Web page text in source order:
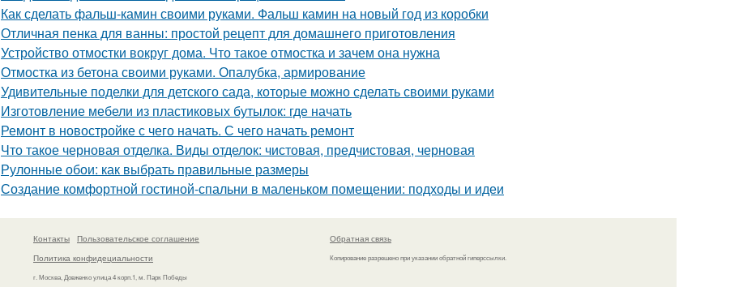
Как сделать фальш-камин своими руками. Фальш камин на новый год из коробки
Отличная пенка для ванны: простой рецепт для домашнего приготовления
Устройство отмостки вокруг дома. Что такое отмостка и зачем она нужна
Отмостка из бетона своими руками. Опалубка, армирование
Удивительные поделки для детского сада, которые можно сделать своими руками
Изготовление мебели из пластиковых бутылок: где начать
Ремонт в новостройке с чего начать. С чего начать ремонт
Что такое черновая отделка. Виды отделок: чистовая, предчистовая, черновая
Рулонные обои: как выбрать правильные размеры
Создание комфортной гостиной-спальни в маленьком помещении: подходы и идеи
Контакты
Пользовательское соглашение
Политика конфидециальности
г. Москва, Довженко улица 4 корп.1, м. Парк Победы
Обратная связь
Копирование разрешено при указании обратной гиперссылки.